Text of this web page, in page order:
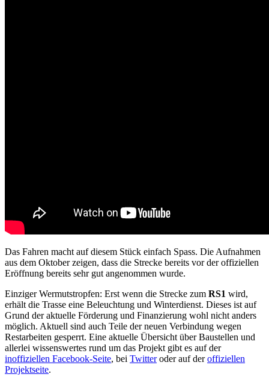
Das Fahren macht auf diesem Stück einfach Spass. Die Aufnahmen
aus dem Oktober zeigen, dass die Strecke bereits vor der offiziellen
Eröffnung bereits sehr gut angenommen wurde.
Einziger Wermutstropfen: Erst wenn die Strecke zum RS1 wird,
erhält die Trasse eine Beleuchtung und Winterdienst. Dieses ist auf
Grund der aktuelle Förderung und Finanzierung wohl nicht anders
möglich. Aktuell sind auch Teile der neuen Verbindung wegen
Restarbeiten gesperrt. Eine aktuelle Übersicht über Baustellen und
allerlei wissenswertes rund um das Projekt gibt es auf der
inoffiziellen Facebook-Seite, bei Twitteroder auf deroffiziellen
Projektseite.